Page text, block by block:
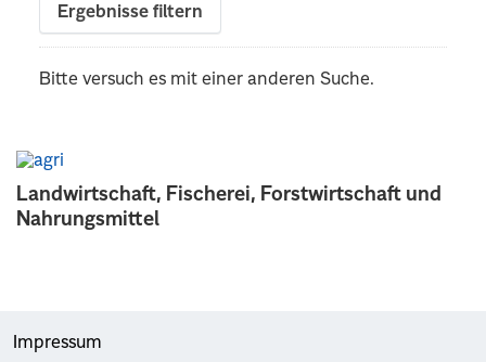
Landwirtschaft, Fischerei, Forstwirtschaft und
Nahrungsmittel
Ergebnisse filtern
Bitte versuch es mit einer anderen Suche.
Impressum